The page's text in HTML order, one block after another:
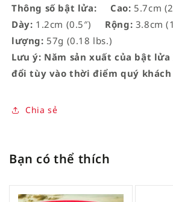
Thông số bật lửa: Cao: 5.7cm
Dày: 1.2cm (0.5″) Rộng: 3.8cm
lượng: 57g (0.18 lbs.)
Lưu ý: Năm sản xuất của bật
đổi tùy vào thời điểm quý
Chia sẻ
Bạn có thể thích